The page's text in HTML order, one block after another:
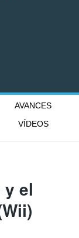
AVANCES
VÍDEOS
el